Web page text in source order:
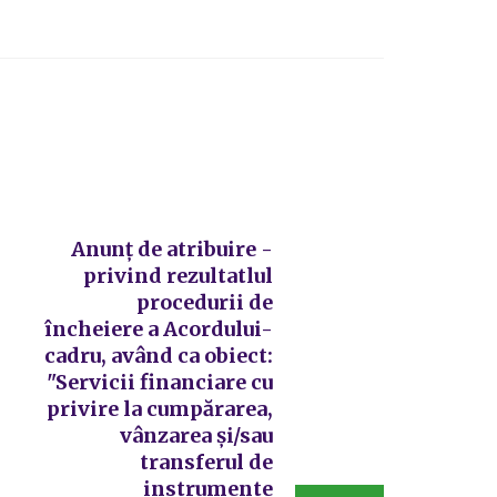
Anunț de atribuire -
privind rezultatlul
procedurii de
încheiere a Acordului-
cadru, având ca obiect:
"Servicii financiare cu
privire la cumpărarea,
vânzarea și/sau
transferul de
instrumente